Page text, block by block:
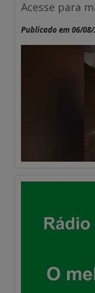
Acesse para
Publicado em 06/08/